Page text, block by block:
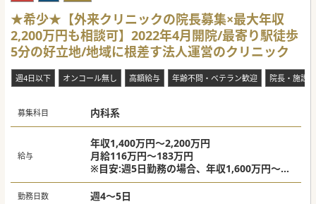
★希少★【外来クリニックの院長募集×最大年収
2,200万円も相談可】2022年4月開院/最寄り駅徒歩
5分の好立地/地域に根差す法人運営のクリニック
週4日以下 オンコール無し 高額給与 年齢不問・ベテラン歓迎 院長・施設
募集科目 内科系
給与
年収1,400万円～2,200万円
月給116万円～183万円
※目安:週5日勤務の場合、年収1,600万円～2,
200万円
勤務日数 週4～5日